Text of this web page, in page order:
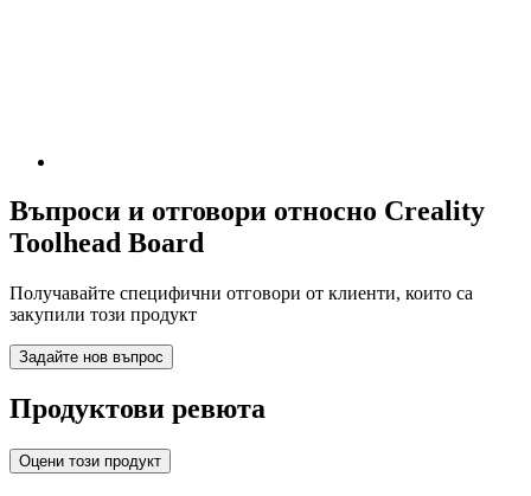
Въпроси и отговори относно Creality
Toolhead Board
Получавайте специфични отговори от клиенти, които са
закупили този продукт
Задайте нов въпрос
Продуктови ревюта
Оцени този продукт